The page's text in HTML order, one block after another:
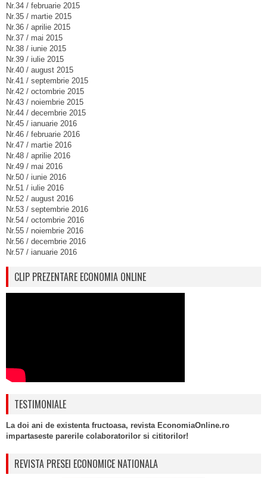
Nr.34 / februarie 2015
Nr.35 / martie 2015
Nr.36 / aprilie 2015
Nr.37 / mai 2015
Nr.38 / iunie 2015
Nr.39 / iulie 2015
Nr.40 / august 2015
Nr.41 / septembrie 2015
Nr.42 / octombrie 2015
Nr.43 / noiembrie 2015
Nr.44 / decembrie 2015
Nr.45 / ianuarie 2016
Nr.46 / februarie 2016
Nr.47 / martie 2016
Nr.48 / aprilie 2016
Nr.49 / mai 2016
Nr.50 / iunie 2016
Nr.51 / iulie 2016
Nr.52 / august 2016
Nr.53 / septembrie 2016
Nr.54 / octombrie 2016
Nr.55 / noiembrie 2016
Nr.56 / decembrie 2016
Nr.57 / ianuarie 2016
CLIP PREZENTARE ECONOMIA ONLINE
TESTIMONIALE
La doi ani de existenta fructoasa, revista EconomiaOnline.ro
impartaseste parerile colaboratorilor si cititorilor!
REVISTA PRESEI ECONOMICE NATIONALA